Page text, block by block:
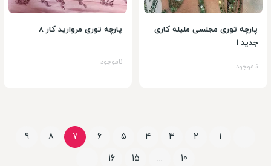
پارچه توری مجلسی ملیله کاری
جدید 1
ناموجود
پارچه توری مروارید کار 8
ناموجود
1
2
3
4
5
6
7
8
9
10
...
15
16